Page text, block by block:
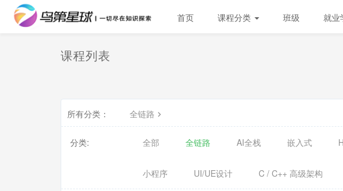
首页 课程分类 班级 就业
课程列表
所有分类： 全链路
分类: 全部 全链路 AI全栈 嵌入式
小程序 UI/UE设计 C / C++ 高级架构